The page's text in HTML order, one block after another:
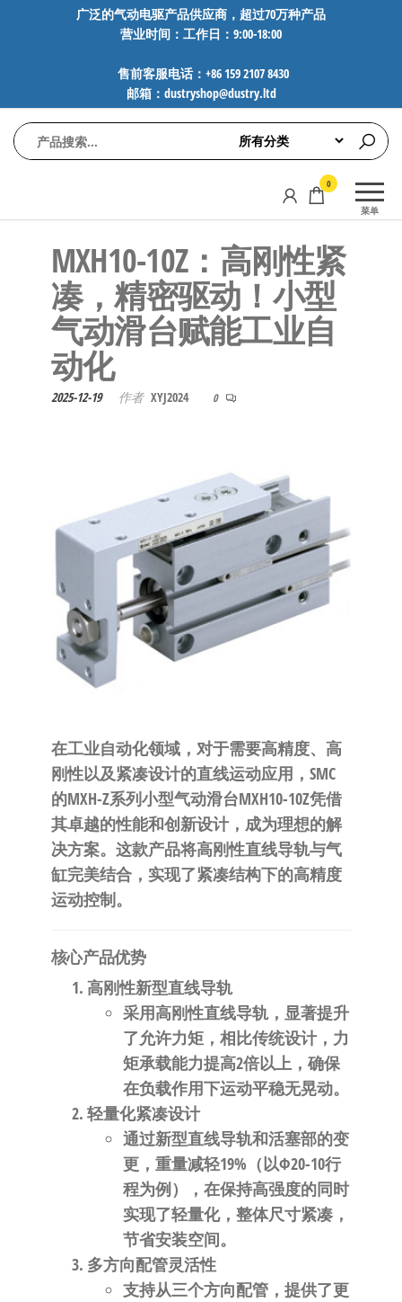
广泛的气动电驱产品供应商，超过70万种产品
营业时间：工作日：9:00-18:00
售前客服电话：+86 159 2107 8430
邮箱：dustryshop@dustry.ltd
动
FESTO、
AVENTICS等
品牌气动
元件，超
过88万种
化零部
件，正品
保障，全
菜单
0
MXH10-10Z：高刚性紧
凑，精密驱动！小型
气动滑台赋能工业自
动化
2025-12-19 作者 XYJ2024 0
在工业自动化领域，对于需要高精度、高
刚性以及紧凑设计的直线运动应用，SMC
的MXH-Z系列小型气动滑台MXH10-10Z凭借
其卓越的性能和创新设计，成为理想的解
决方案。这款产品将高刚性直线导轨与气
缸完美结合，实现了紧凑结构下的高精度
运动控制。
核心产品优势
高刚性新型直线导轨
采用高刚性直线导轨，显著提升
了允许力矩，相比传统设计， 力
矩承载能力提高2倍以上，确保
在负载作用下运动平稳无晃动。
轻量化紧凑设计
通过新型直线导轨和活塞部的变
更， 重量减轻19% （以Φ20-10行
程为例），在保持高强度的同时
实现了轻量化，整体尺寸紧凑，
节省安装空间。
多方向配管灵活性
支持从三个方向配管，提供了更